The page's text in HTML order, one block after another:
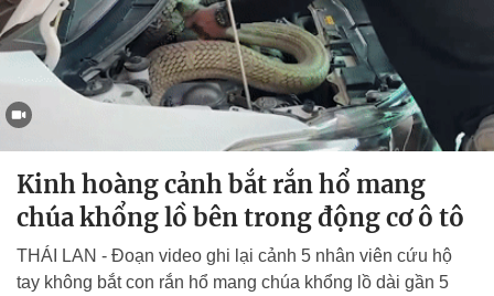
Kinh hoàng cảnh bắt rắn hổ mang
chúa khổng lồ bên trong động cơ ô tô
THÁI LAN - Đoạn video ghi lại cảnh 5 nhân viên cứu hộ
tay không bắt con rắn hổ mang chúa khổng lồ dài gần 5